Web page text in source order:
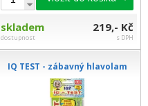
skladem
dostupnost
219,- Kč
s DPH
IQ TEST - zábavný hlavolam